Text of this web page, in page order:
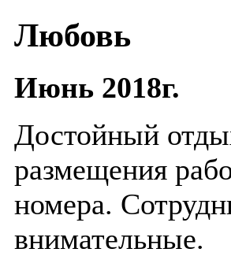
Любовь
Июнь 2018г.
Достойный
размещения
номера.
внимательные.